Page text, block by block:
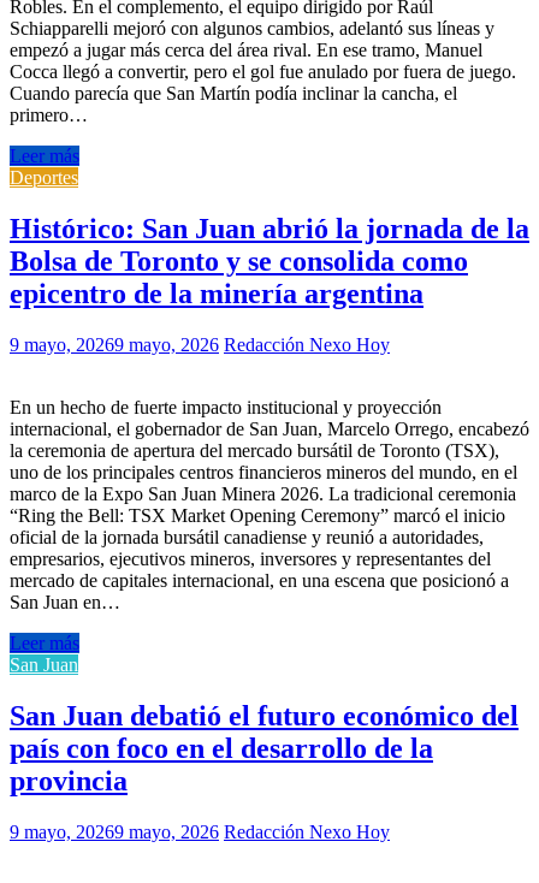
Robles. En el complemento, el equipo dirigido por Raúl
Schiapparelli mejoró con algunos cambios, adelantó sus líneas y
empezó a jugar más cerca del área rival. En ese tramo, Manuel
Cocca llegó a convertir, pero el gol fue anulado por fuera de juego.
Cuando parecía que San Martín podía inclinar la cancha, el
primero…
Leer más
Deportes
Histórico: San Juan abrió la jornada de la
Bolsa de Toronto y se consolida como
epicentro de la minería argentina
9 mayo, 20269 mayo, 2026 Redacción Nexo Hoy
En un hecho de fuerte impacto institucional y proyección
internacional, el gobernador de San Juan, Marcelo Orrego, encabezó
la ceremonia de apertura del mercado bursátil de Toronto (TSX),
uno de los principales centros financieros mineros del mundo, en el
marco de la Expo San Juan Minera 2026. La tradicional ceremonia
“Ring the Bell: TSX Market Opening Ceremony” marcó el inicio
oficial de la jornada bursátil canadiense y reunió a autoridades,
empresarios, ejecutivos mineros, inversores y representantes del
mercado de capitales internacional, en una escena que posicionó a
San Juan en…
Leer más
San Juan
San Juan debatió el futuro económico del
país con foco en el desarrollo de la
provincia
9 mayo, 20269 mayo, 2026 Redacción Nexo Hoy